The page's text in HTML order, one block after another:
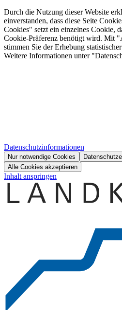
Durch die Nutzung dieser Website
einverstanden, dass diese Seite
Cookies" setzt ein einzelnes Cookie,
Cookie-Präferenz benötigt wird. Mit
stimmen Sie der Erhebung
Weitere Informationen unter
Datenschutzinformationen
Nur notwendige Cookies
Alle Cookies akzeptieren
Inhalt anspringen